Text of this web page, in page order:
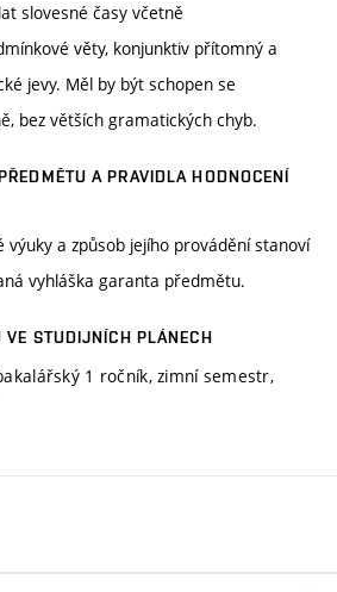
slovesné časy včetně
věty, konjunktiv přítomný a
jevy. Měl by být schopen se
bez větších gramatických chyb.
A PRAVIDLA HODNOCENÍ
výuky a způsob jejího provádění stanoví
vyhláška garanta předmětu.
VE STUDIJNÍCH PLÁNECH
1 ročník, zimní semestr,